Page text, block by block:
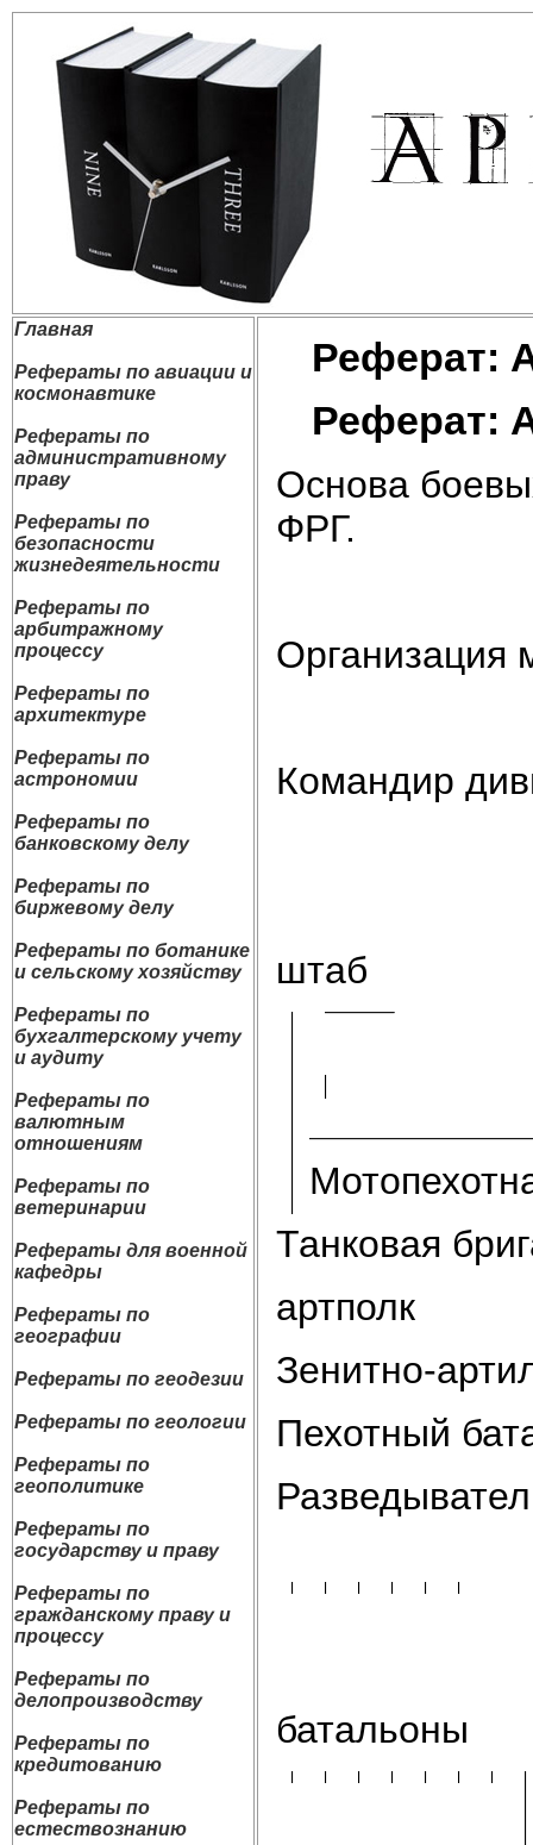
Главная
Рефераты по авиации и
космонавтике
Рефераты по
административному
праву
Рефераты по
безопасности
жизнедеятельности
Рефераты по
арбитражному
процессу
Рефераты по
архитектуре
Рефераты по
астрономии
Рефераты по
банковскому делу
Рефераты по
биржевому делу
Рефераты по ботанике
и сельскому хозяйству
Рефераты по
бухгалтерскому учету
и аудиту
Рефераты по
валютным
отношениям
Рефераты по
ветеринарии
Рефераты для военной
кафедры
Рефераты по
географии
Рефераты по геодезии
Рефераты по геологии
Рефераты по
геополитике
Рефераты по
государству и праву
Рефераты по
гражданскому праву и
процессу
Рефераты по
делопроизводству
Рефераты по
кредитованию
Рефераты по
естествознанию
Реферат:
Реферат:
Основа
ФРГ.
Организация
Командир
штаб
Танковая
артполк
Зенитно-
Пехотный
батальоны